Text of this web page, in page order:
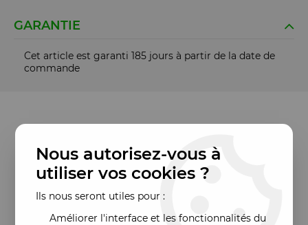
GARANTIE
Cet article est garanti 185 jours à partir de la date de
commande
Nous autorisez-vous à
utiliser vos cookies ?
Ils nous seront utiles pour :
Améliorer l'interface et les fonctionnalités du